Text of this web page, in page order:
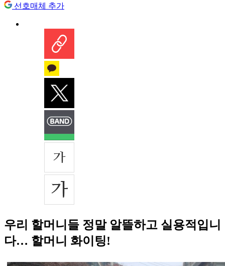
선호매체 추가
우리 할머니들 정말 알뜰하고 실용적입니
다… 할머니 화이팅!